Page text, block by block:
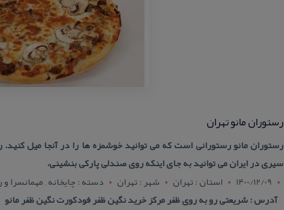
رستوران مانو تهران
رستوران مانو رستورانی است كه می توانید خوشمزه ها را در آنجا میل
سیری در ایران می توانید به جای اینكه روی صندلی پاركی بنشینی،
1400/12/09
استان : تهران شهر : تهران
دسته : چایخانه , مهمانسرا
آدرس : شریعتی رو به روی ظفر مركز خرید نگین ظفر فودكورت نگین ظفر مانو